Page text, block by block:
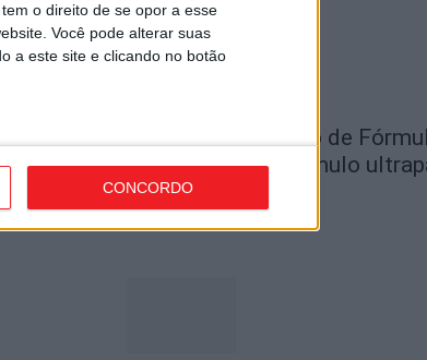
o direito de se opor a esse
Você pode alterar suas
a este site e clicando no botão
CONCORDO
Tondela: Exposição de
no Museu do Caramulo
os...